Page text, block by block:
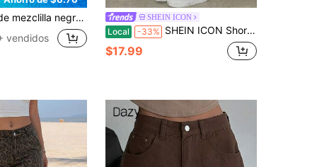
con diseño de bolsillos elásticos y de moda para mujer, verano
vendidos
SHEIN ICON
Local -33% SHEIN ICON Shorts vaqueros sueltos y lavados informales de mujer
$17.99